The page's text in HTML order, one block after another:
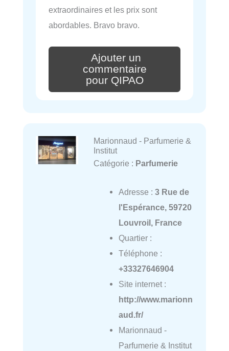
extraordinaires et les prix sont
abordables. Bravo bravo.
Ajouter un
commentaire
pour QIPAO
Marionnaud - Parfumerie &
Institut
Catégorie : Parfumerie
Adresse : 3 Rue de
l'Espérance, 59720
Louvroil, France
Quartier :
Téléphone :
+33327646904
Site internet :
http://www.marionn
aud.fr/
Marionnaud -
Parfumerie & Institut